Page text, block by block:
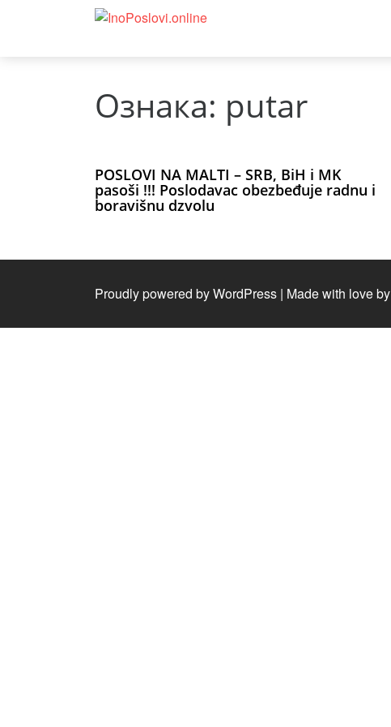
Ознака: putar
POSLOVI NA MALTI – SRB, BiH i MK
pasoši !!! Poslodavac obezbeđuje radnu i
boravišnu dzvolu
Proudly powered by WordPress | Made with love by